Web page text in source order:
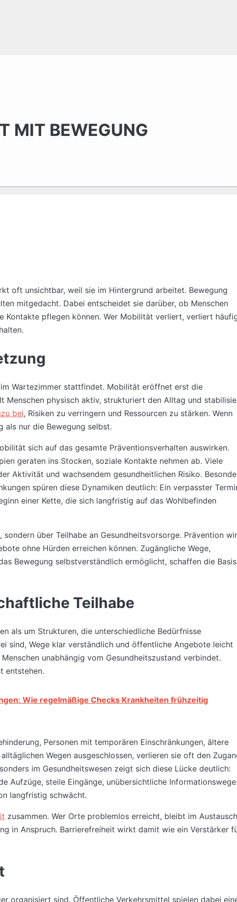
MIT BEWEGUNG
oft unsichtbar, weil sie im Hintergrund arbeitet. Bewegung
mitgedacht. Dabei entscheidet sie darüber, ob Menschen
Kontakte pflegen können. Wer Mobilität verliert, verliert
Wartezimmer stattfindet. Mobilität eröffnet erst die
Menschen physisch aktiv, strukturiert den Alltag und
bei, Risiken zu verringern und Ressourcen zu stärken. Wenn
als nur die Bewegung selbst.
sich auf das gesamte Präventionsverhalten auswirken.
geraten ins Stocken, soziale Kontakte nehmen ab. Viele
Aktivität und wachsendem gesundheitlichen Risiko.
spüren diese Dynamiken deutlich: Ein verpasster
einer Kette, die sich langfristig auf das Wohlbefinden
über Teilhabe an Gesundheitsvorsorge. Prävention
ohne Hürden erreichen können. Zugängliche Wege,
Bewegung selbstverständlich ermöglicht, schaffen die Basis
Teilhabe
als um Strukturen, die unterschiedliche Bedürfnisse
sind, Wege klar verständlich und öffentliche Angebote leicht
unabhängig vom Gesundheitszustand verbindet.
entstehen.
Wie regelmäßige Checks Krankheiten frühzeitig
Personen mit temporären Einschränkungen, ältere
Wegen ausgeschlossen, verlieren sie oft den
im Gesundheitswesen zeigt sich diese Lücke deutlich:
Aufzüge, steile Eingänge, unübersichtliche
langfristig schwächt.
zusammen. Wer Orte problemlos erreicht, bleibt im
in Anspruch. Barrierefreiheit wirkt damit wie ein Verstärker
organisiert sind. Öffentliche Verkehrsmittel spielen dabei